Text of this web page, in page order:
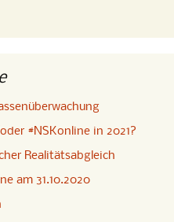
#NSKonline in 2021?
Realitätsabgleich
am 31.10.2020